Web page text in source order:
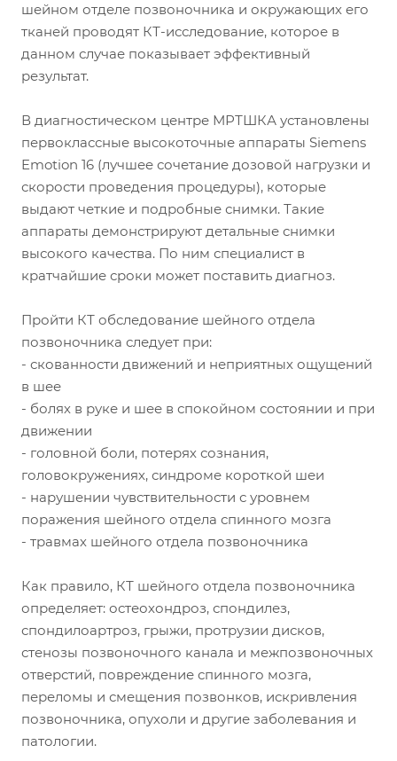
шейном отделе позвоночника и окружающих его
тканей проводят КТ-исследование, которое в
данном случае показывает эффективный
результат.
В диагностическом центре МРТШКА установлены
первоклассные высокоточные аппараты Siemens
Emotion 16 (лучшее сочетание дозовой нагрузки и
скорости проведения процедуры), которые
выдают четкие и подробные снимки. Такие
аппараты демонстрируют детальные снимки
высокого качества. По ним специалист в
кратчайшие сроки может поставить диагноз.
Пройти КТ обследование шейного отдела
позвоночника следует при:
- скованности движений и неприятных ощущений
в шее
- болях в руке и шее в спокойном состоянии и при
движении
- головной боли, потерях сознания,
головокружениях, синдроме короткой шеи
- нарушении чувствительности с уровнем
поражения шейного отдела спинного мозга
- травмах шейного отдела позвоночника
Как правило, КТ шейного отдела позвоночника
определяет: остеохондроз, спондилез,
спондилоартроз, грыжи, протрузии дисков,
стенозы позвоночного канала и межпозвоночных
отверстий, повреждение спинного мозга,
переломы и смещения позвонков, искривления
позвоночника, опухоли и другие заболевания и
патологии.